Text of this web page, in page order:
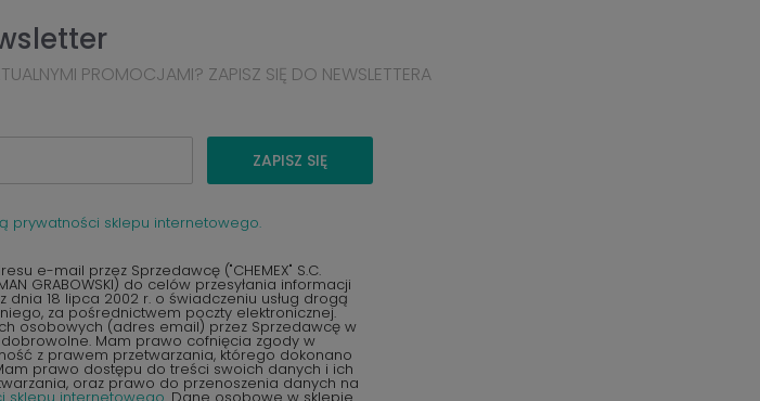
PROMOCJAMI? ZAPISZ SIĘ DO NEWSLETTERA
ZAPISZ SIĘ
prywatności sklepu internetowego.
e-mail przez Sprzedawcę ("CHEMEX" S.C.
GRABOWSKI) do celów przesyłania informacji
18 lipca 2002 r. o świadczeniu usług drogą
za pośrednictwem poczty elektronicznej.
osobowych (adres email) przez Sprzedawcę w
Mam prawo cofnięcia zgody w
z prawem przetwarzania, którego dokonano
prawo dostępu do treści swoich danych i ich
oraz prawo do przenoszenia danych na